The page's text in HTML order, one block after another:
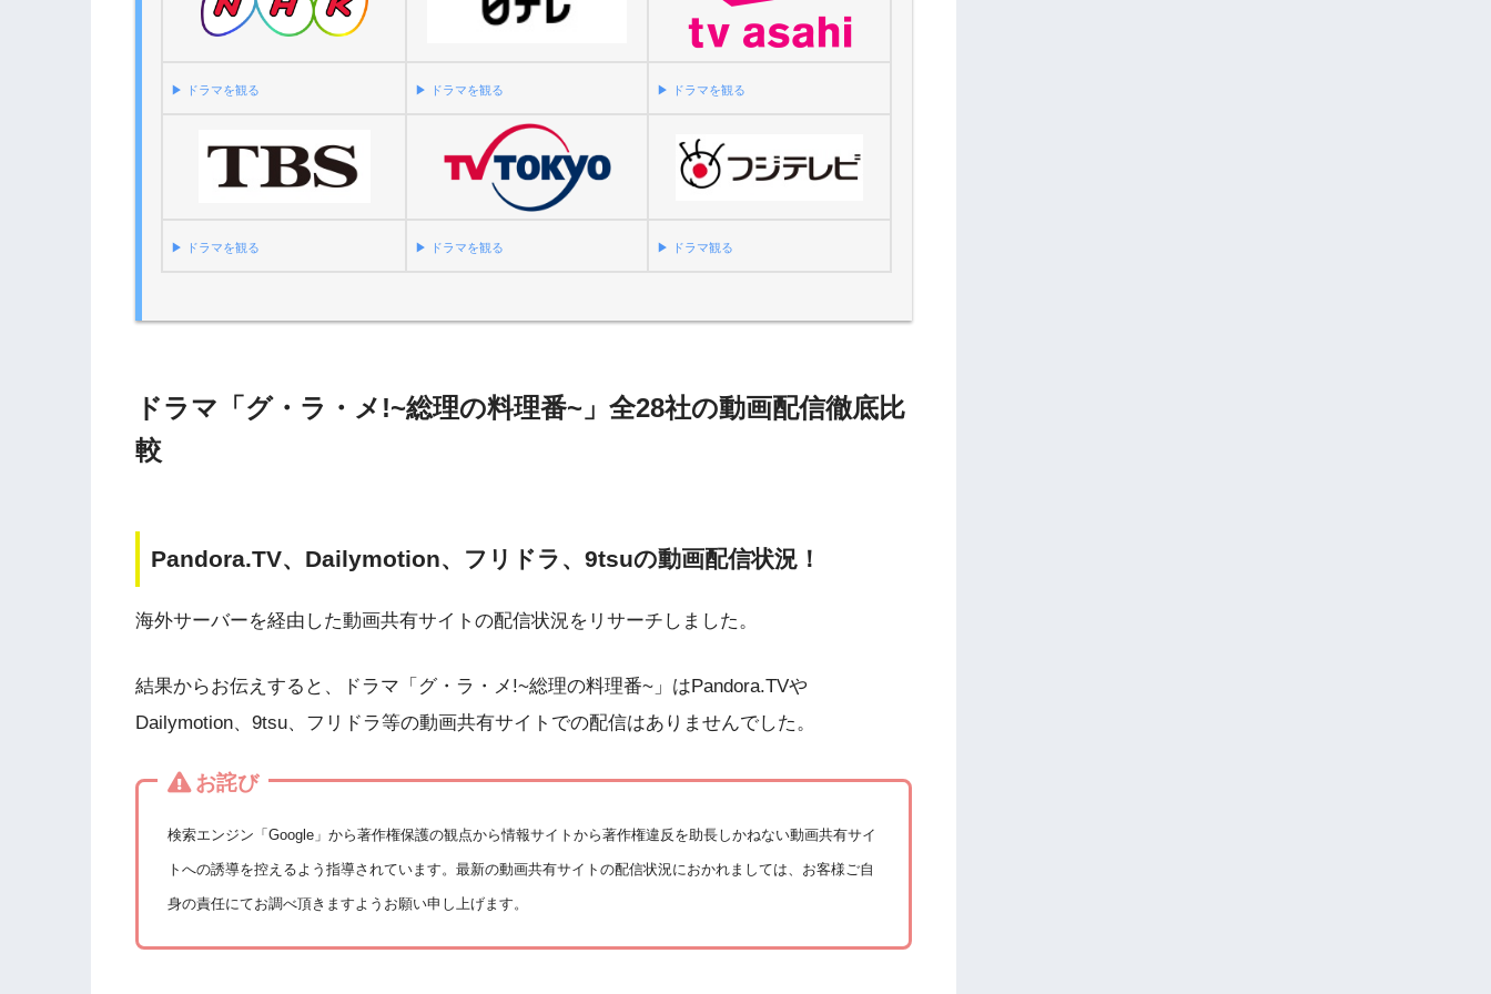
▶︎ ドラマを観る ▶︎ ドラマを観る ▶︎ ドラマを観る
▶︎ ドラマを観る ▶︎ ドラマを観る ▶︎ ドラマ観る
ドラマ「グ・ラ・メ!~総理の料理番~」全28社の動画配信徹底比
較
Pandora.TV、Dailymotion、フリドラ、9tsuの動画配信状況！
海外サーバーを経由した動画共有サイトの配信状況をリサーチしました。
結果からお伝えすると、ドラマ「グ・ラ・メ!~総理の料理番~」はPandora.TVや
Dailymotion、9tsu、フリドラ等の動画共有サイトでの配信はありませんでした。
お詫び
検索エンジン「Google」から著作権保護の観点から情報サイトから著作権違反を助長しかねない動画共有サイ
トへの誘導を控えるよう指導されています。最新の動画共有サイトの配信状況におかれましては、お客様ご自
身の責任にてお調べ頂きますようお願い申し上げます。